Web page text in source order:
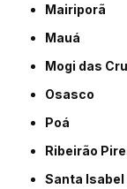
Mairiporã
Mauá
Mogi das
Osasco
Poá
Ribeirão
Santa Isabel